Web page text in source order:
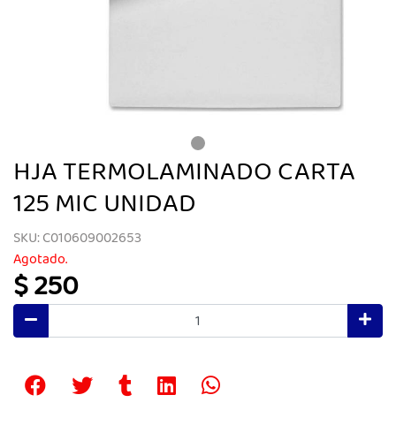
HJA TERMOLAMINADO CARTA
125 MIC UNIDAD
SKU: C010609002653
Agotado.
$ 250